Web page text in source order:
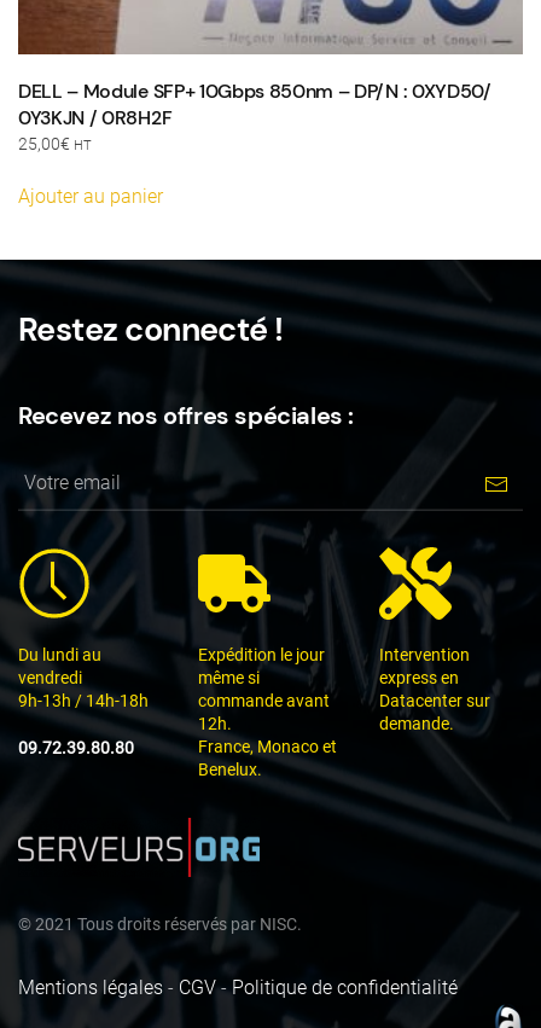
DELL – Module SFP+ 10Gbps 850nm – DP/N : 0XYD50/
0Y3KJN / 0R8H2F
25,00€ HT
Ajouter au panier
Restez connecté !
Recevez nos offres spéciales :
Du lundi au
vendredi
9h-13h / 14h-18h
09.72.39.80.80
Expédition le jour
même si
commande avant
12h.
France, Monaco et
Benelux.
Intervention
express en
Datacenter sur
demande.
©2021 Tous droits réservés par NISC.
Mentions légales - CGV-Politique de confidentialité